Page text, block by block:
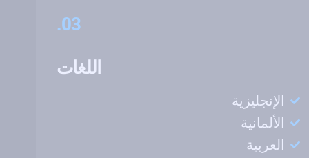
03.
اللغات
الإنجليزية
الألمانية
العربية